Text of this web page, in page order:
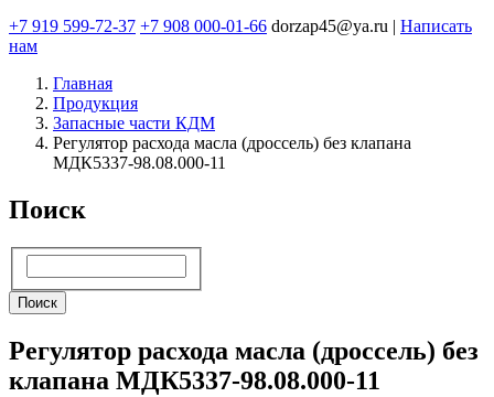
+7 919 599-72-37 +7 908 000-01-66 dorzap45@ya.ru | Написать
нам
Главная
Продукция
Запасные части КДМ
Регулятор расхода масла (дроссель) без клапана
МДК5337-98.08.000-11
Поиск
Поиск
Регулятор расхода масла (дроссель) без
клапана МДК5337-98.08.000-11